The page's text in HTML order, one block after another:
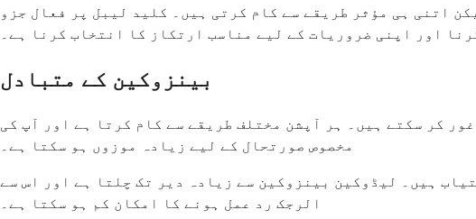
اتنی ہی مؤثر طریقے سے کام کرتی ہیں۔ کلید لیبل پر فعال جزو
اور اپنی ضروریات کے لیے مناسب ارتکاز کا انتخاب کرنا ہے۔
بینزوکین کے متبادل
کر سکتے ہیں۔ ہر آپشن مختلف طریقے سے کام کرتا ہے اور آپ کی
مخصوص صورتحال کے لیے زیادہ موزوں ہو سکتا ہے۔
ہیں۔ لیڈوکین بینزوکین سے زیادہ دیر تک چلتا ہے اور اس سے
الرجک رد عمل ہونے کا امکان کم ہو سکتا ہے۔